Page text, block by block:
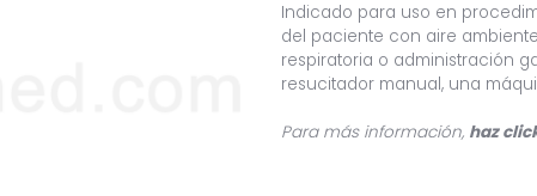
Indicado para uso en
del paciente con aire
respiratoria o administración
resucitador manual, una
Para más información, haz